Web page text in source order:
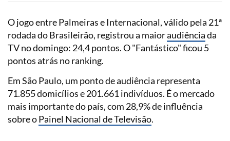
O jogo entre Palmeiras e Internacional, válido pela 21ª
rodada do Brasileirão, registrou a maioraudiênciada
TV no domingo: 24,4 pontos. O "Fantástico" ficou 5
pontos atrás no ranking.
Em São Paulo, um ponto de audiência representa
71.855 domicílios e 201.661 indivíduos. É o mercado
mais importante do país, com 28,9% de influência
sobre oPainel Nacional de Televisão.